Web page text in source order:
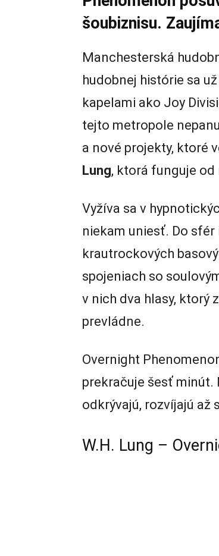
šoubiznisu.
Manchesterská
hudobnej histórie sa
kapelami ako Joy
tejto metropole
a nové projekty, ktoré
Lung, ktorá funguje od
Vyžíva sa v
niekam uniesť. Do
krautrockových
spojeniach so
v nich dva hlasy, ktorý
prevládne.
Overnight
prekračuje šesť minút.
odkrývajú, rozvíjajú až
W.H. Lung –